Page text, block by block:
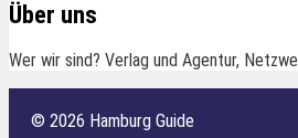
Über uns
Wer wir sind? Verlag und Agentur,
© 2026 Hamburg Guide